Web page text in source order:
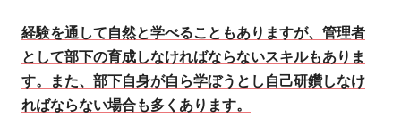
経験を通して自然と学べることもありますが、管理者
として部下の育成しなければならないスキルもありま
す。また、部下自身が自ら学ぼうとし自己研鑽しなけ
ればならない場合も多くあります。